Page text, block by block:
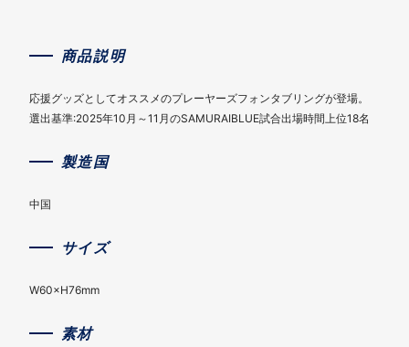
商品説明
応援グッズとしてオススメのプレーヤーズフォンタブリングが登場。
選出基準:2025年10月～11月のSAMURAIBLUE試合出場時間上位18名
製造国
中国
サイズ
W60×H76mm
素材